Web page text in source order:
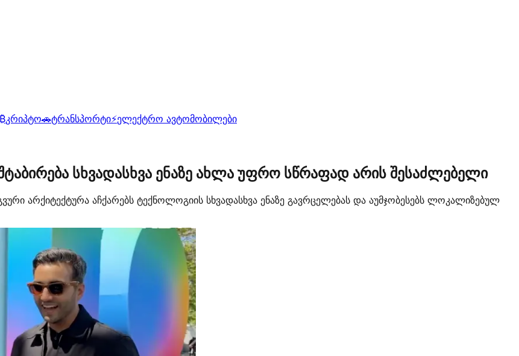
₿კრიპტო🚗ტრანსპორტი⚡ელექტრო ავტომობილები
სხვადასხვა ენაზე ახლა უფრო სწრაფად არის შესაძლებელი
არქიტექტურა აჩქარებს ტექნოლოგიის სხვადასხვა ენაზე გავრცელებას და აუმჯობესებს ლოკალიზებულ